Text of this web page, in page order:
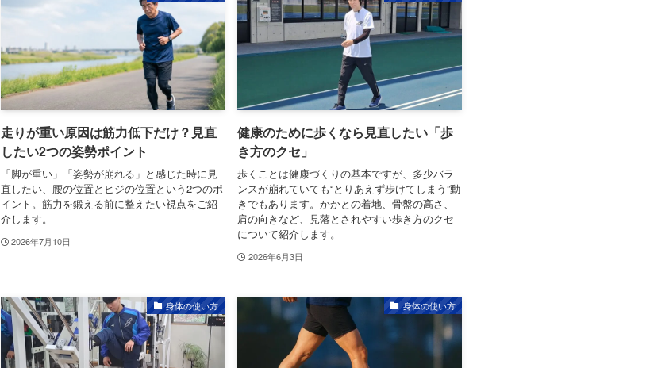
走りが重い原因は筋力低下だけ？見直
したい2つの姿勢ポイント
「脚が重い」「姿勢が崩れる」と感じた時に見
直したい、腰の位置とヒジの位置という2つのポ
イント。筋力を鍛える前に整えたい視点をご紹
介します。
2026年7月10日
健康のために歩くなら見直したい「歩
き方のクセ」
歩くことは健康づくりの基本ですが、多少バラ
ンスが崩れていても“とりあえず歩けてしまう”動
きでもあります。かかとの着地、骨盤の高さ、
肩の向きなど、見落とされやすい歩き方のクセ
について紹介します。
2026年6月3日
身体の使い方 身体の使い方